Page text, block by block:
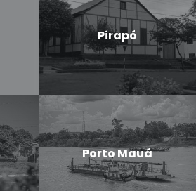
Pirapó
Porto Mauá